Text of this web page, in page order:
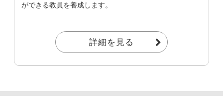
ができる教員を養成します。
詳細を見る